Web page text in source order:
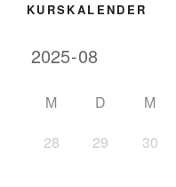
KURSKALENDER
M D M
28
29 30